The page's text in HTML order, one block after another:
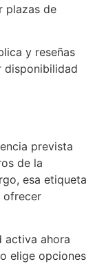
plazas de
y reseñas
disponibilidad
prevista
de la
esa etiqueta
ofrecer
activa ahora
elige opciones